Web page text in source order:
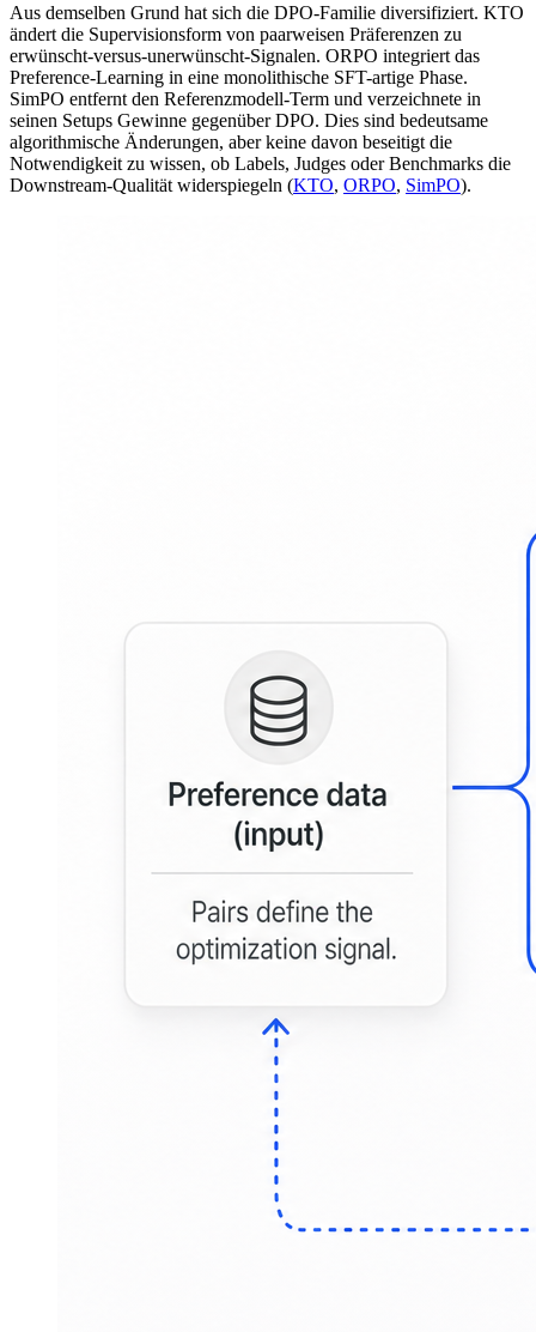
Aus demselben Grund hat sich die DPO-Familie diversifiziert. KTO
ändert die Supervisionsform von paarweisen Präferenzen zu
erwünscht-versus-unerwünscht-Signalen. ORPO integriert das
Preference-Learning in eine monolithische SFT-artige Phase.
SimPO entfernt den Referenzmodell-Term und verzeichnete in
seinen Setups Gewinne gegenüber DPO. Dies sind bedeutsame
algorithmische Änderungen, aber keine davon beseitigt die
Notwendigkeit zu wissen, ob Labels, Judges oder Benchmarks die
Downstream-Qualität widerspiegeln (KTO, ORPO, SimPO).